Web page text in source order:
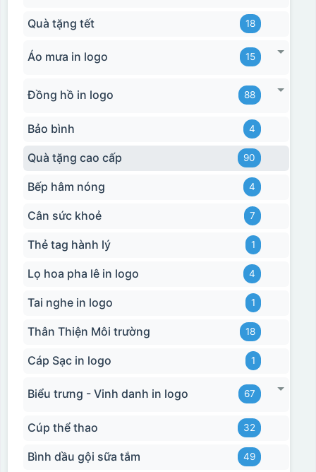
Quà tặng tết 18
Áo mưa in logo 15
Đồng hồ in logo 88
Bảo bình 4
Quà tặng cao cấp 90
Bếp hâm nóng 4
Cân sức khoẻ 7
Thẻ tag hành lý 1
Lọ hoa pha lê in logo 4
Tai nghe in logo 1
Thân Thiện Môi trường 18
Cáp Sạc in logo 1
Biểu trưng - Vinh danh in logo 67
Cúp thể thao 32
Bình dầu gội sữa tắm 49